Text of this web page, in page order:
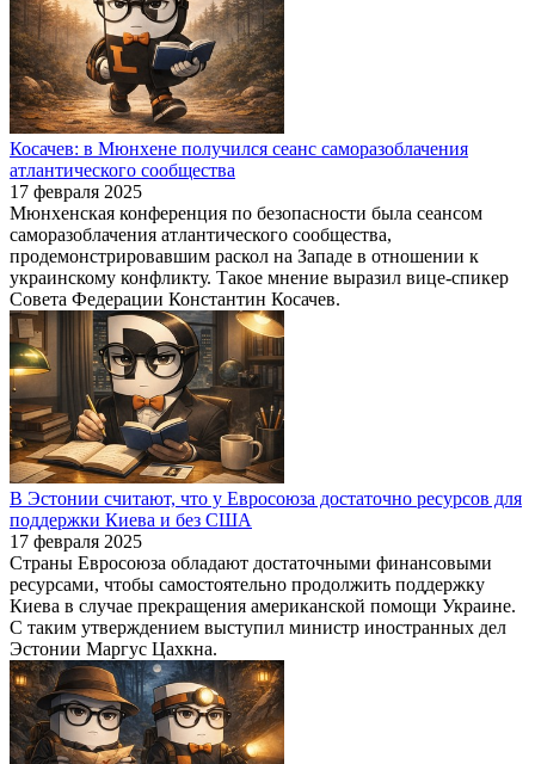
Косачев: в Мюнхене получился сеанс саморазоблачения
атлантического сообщества
17 февраля 2025
Мюнхенская конференция по безопасности была сеансом
саморазоблачения атлантического сообщества,
продемонстрировавшим раскол на Западе в отношении к
украинскому конфликту. Такое мнение выразил вице-спикер
Совета Федерации Константин Косачев.
В Эстонии считают, что у Евросоюза достаточно ресурсов для
поддержки Киева и без США
17 февраля 2025
Страны Евросоюза обладают достаточными финансовыми
ресурсами, чтобы самостоятельно продолжить поддержку
Киева в случае прекращения американской помощи Украине.
С таким утверждением выступил министр иностранных дел
Эстонии Маргус Цахкна.